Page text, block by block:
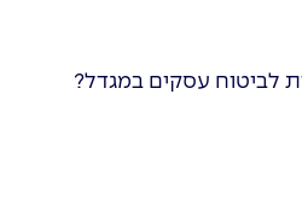
לביטוח עסקים במגדל?